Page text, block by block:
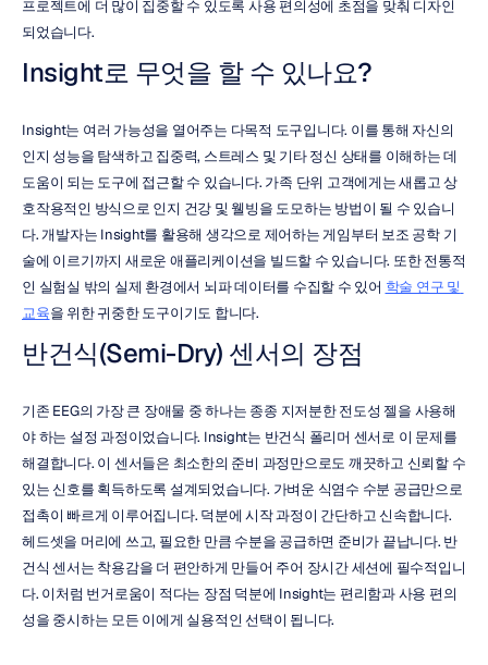
프로젝트에 더 많이 집중할 수 있도록 사용 편의성에 초점을 맞춰 디자인
되었습니다.
Insight로 무엇을 할 수 있나요?
Insight는 여러 가능성을 열어주는 다목적 도구입니다. 이를 통해 자신의
인지 성능을 탐색하고 집중력, 스트레스 및 기타 정신 상태를 이해하는 데
도움이 되는 도구에 접근할 수 있습니다. 가족 단위 고객에게는 새롭고 상
호작용적인 방식으로 인지 건강 및 웰빙을 도모하는 방법이 될 수 있습니
다. 개발자는 Insight를 활용해 생각으로 제어하는 게임부터 보조 공학 기
술에 이르기까지 새로운 애플리케이션을 빌드할 수 있습니다. 또한 전통적
인 실험실 밖의 실제 환경에서 뇌파 데이터를 수집할 수 있어 학술 연구 및
교육을 위한 귀중한 도구이기도 합니다.
반건식(Semi-Dry) 센서의 장점
기존 EEG의 가장 큰 장애물 중 하나는 종종 지저분한 전도성 젤을 사용해
야 하는 설정 과정이었습니다. Insight는 반건식 폴리머 센서로 이 문제를
해결합니다. 이 센서들은 최소한의 준비 과정만으로도 깨끗하고 신뢰할 수
있는 신호를 획득하도록 설계되었습니다. 가벼운 식염수 수분 공급만으로
접촉이 빠르게 이루어집니다. 덕분에 시작 과정이 간단하고 신속합니다.
헤드셋을 머리에 쓰고, 필요한 만큼 수분을 공급하면 준비가 끝납니다. 반
건식 센서는 착용감을 더 편안하게 만들어 주어 장시간 세션에 필수적입니
다. 이처럼 번거로움이 적다는 장점 덕분에 Insight는 편리함과 사용 편의
성을 중시하는 모든 이에게 실용적인 선택이 됩니다.